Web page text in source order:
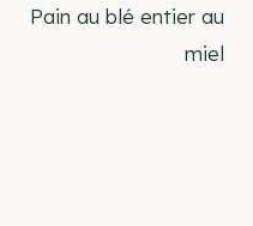
Pain au blé entier au
miel